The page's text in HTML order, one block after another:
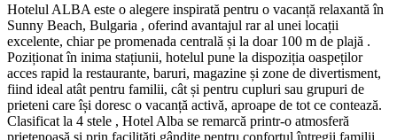
Hotelul ALBA este o alegere inspirată pentru o vacanță relaxantă în
Sunny Beach, Bulgaria , oferind avantajul rar al unei locații
excelente, chiar pe promenada centrală și la doar 100 m de plajă .
Poziționat în inima stațiunii, hotelul pune la dispoziția oaspeților
acces rapid la restaurante, baruri, magazine și zone de divertisment,
fiind ideal atât pentru familii, cât și pentru cupluri sau grupuri de
prieteni care își doresc o vacanță activă, aproape de tot ce contează.
Clasificat la 4 stele , Hotel Alba se remarcă printr-o atmosferă
prietenoasă și prin facilități gândite pentru confortul întregii familii.